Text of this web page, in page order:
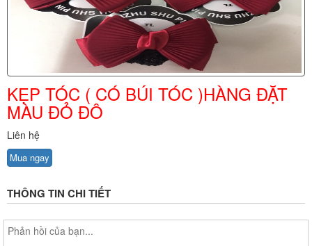
KẸP TÓC ( CÓ BÚI TÓC )HÀNG ĐẶT
MÀU ĐỎ ĐÔ
Liên hệ
Mua ngay
THÔNG TIN CHI TIẾT